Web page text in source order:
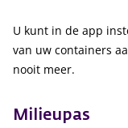
U kunt in de app
van uw containers
nooit meer.
Milieupas